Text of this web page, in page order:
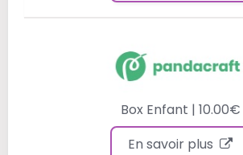
Box Enfant | 10.00€
En savoir plus